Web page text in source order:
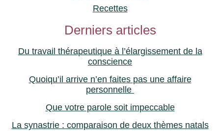
Recettes
Derniers articles
Du travail thérapeutique à l’élargissement de la
conscience
Quoiqu’il arrive n’en faites pas une affaire
personnelle
Que votre parole soit impeccable
La synastrie : comparaison de deux thèmes natals